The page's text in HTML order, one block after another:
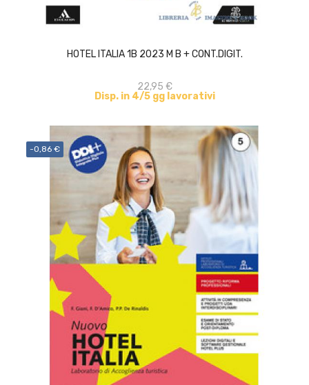
HOTEL ITALIA 1B 2023 M B + CONT.DIGIT.
22,95 €
Disp. in 4/5 gg lavorativi
-0,86 €